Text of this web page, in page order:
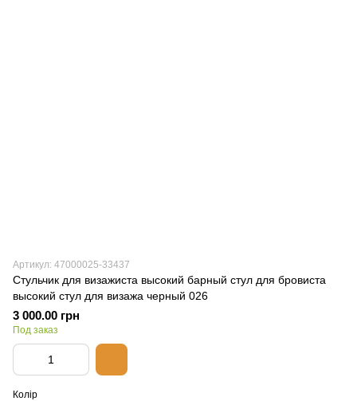
Артикул: 47000025-33437
Стульчик для визажиста высокий барный стул для бровиста
высокий стул для визажа черный 026
3 000.00 грн
Под заказ
Колір